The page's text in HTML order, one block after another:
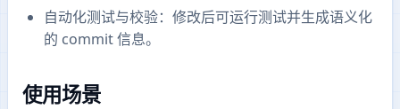
自动化测试与校验：修改后可运行测试并生成语义化
的 commit 信息。
使用场景